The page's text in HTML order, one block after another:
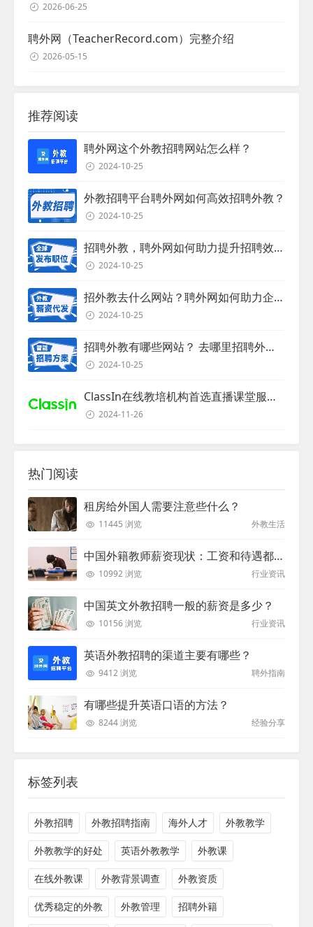
2026-06-25
聘外网（TeacherRecord.com）完整介绍
2026-05-15
推荐阅读
聘外网这个外教招聘网站怎么样？
2024-10-25
外教招聘平台聘外网如何高效招聘外教？
2024-10-25
招聘外教，聘外网如何助力提升招聘效率？
2024-10-25
招外教去什么网站？聘外网如何助力企业外教招聘
2024-10-25
招聘外教有哪些网站？ 去哪里招聘外教？
2024-10-25
ClassIn在线教培机构首选直播课堂服务商
2024-11-26
热门阅读
租房给外国人需要注意些什么？
11445 浏览 外教生活
中国外籍教师薪资现状：工资和待遇都非常高
10992 浏览 行业资讯
中国英文外教招聘一般的薪资是多少？
10156 浏览 行业资讯
英语外教招聘的渠道主要有哪些？
9412 浏览 聘外指南
有哪些提升英语口语的方法？
8244 浏览 经验分享
标签列表
外教招聘 外教招聘指南 海外人才 外教教学
外教教学的好处 英语外教教学 外教课
在线外教课 外教背景调查 外教资质
优秀稳定的外教 外教管理 招聘外籍